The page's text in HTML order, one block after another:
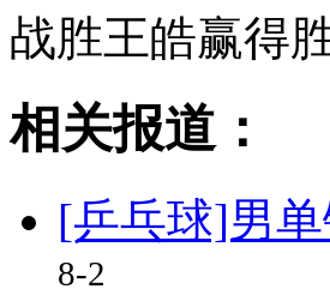
战胜王皓赢得胜
相关报道：
[乒乓球]男
8-2